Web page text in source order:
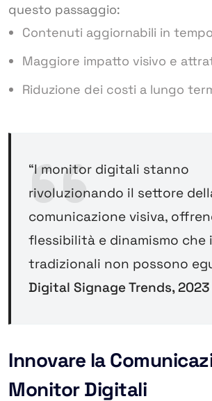
questo passaggio:
Contenuti aggiornabili in
Maggiore impatto visivo e
Riduzione dei costi a lungo
“I monitor digitali stanno
rivoluzionando il settore
comunicazione visiva,
flessibilità e dinamismo che
tradizionali non possono
Digital Signage Trends, 2023
Innovare la
Monitor Digitali